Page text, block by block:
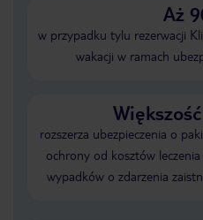
Aż
w przypadku tylu rezerwacji
wakacji w ramach
rozszerza ubezpieczenia o
ochrony od kosztów
wypadków o zdarzenia